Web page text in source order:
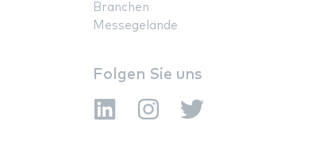
Branchen
Messegelände
Folgen Sie uns